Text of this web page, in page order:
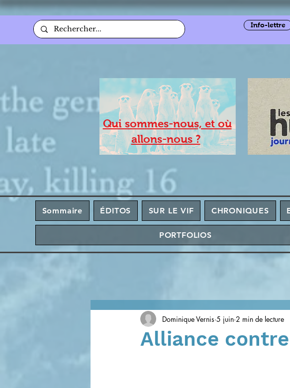
Info-lettre
Qui sommes-nous, et où
allons-nous ?
Sommaire ÉDITOS SUR LE VIF CHRONIQUES
PORTFOLIOS
Alliance
Dominique Vernis 5 juin 2 min de lecture